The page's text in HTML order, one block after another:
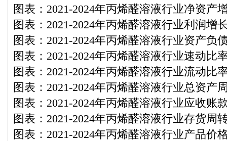
图表：2021-2024年丙烯醛溶液行业净资产
图表：2021-2024年丙烯醛溶液行业利润增
图表：2021-2024年丙烯醛溶液行业资产负
图表：2021-2024年丙烯醛溶液行业速动比
图表：2021-2024年丙烯醛溶液行业流动比
图表：2021-2024年丙烯醛溶液行业总资产
图表：2021-2024年丙烯醛溶液行业应收账
图表：2021-2024年丙烯醛溶液行业存货周
图表：2021-2024年丙烯醛溶液行业产品价